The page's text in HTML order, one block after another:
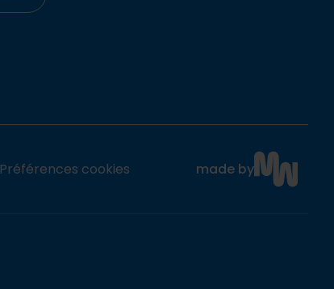
Préférences cookies made by